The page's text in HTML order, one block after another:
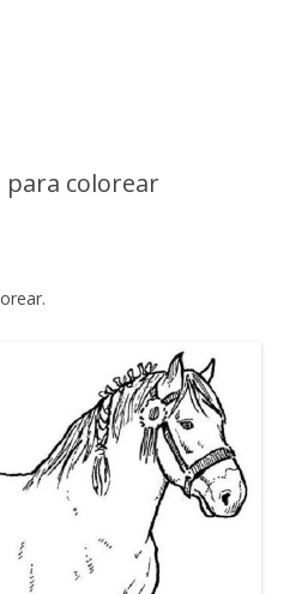
para colorear